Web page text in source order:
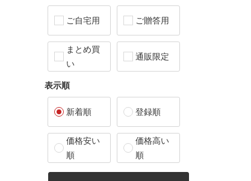
ご自宅用 ご贈答用
まとめ買
い
通販限定
表示順
新着順 登録順
価格安い
順
価格高い
順